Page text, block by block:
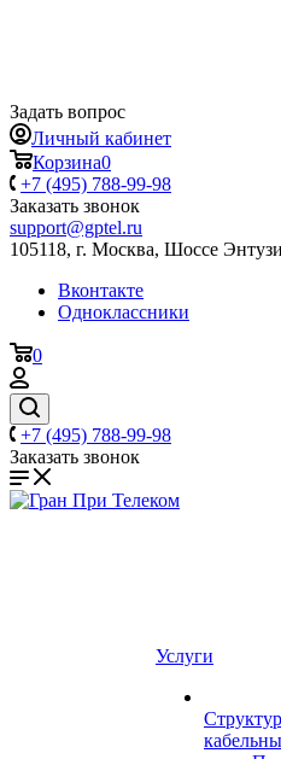
Задать вопрос
Личный кабинет
Корзина0
+7 (495) 788-99-98
Заказать звонок
support@gptel.ru
105118, г. Москва, Шоссе
Вконтакте
Одноклассники
0
+7 (495) 788-99-98
Заказать звонок
Услуги